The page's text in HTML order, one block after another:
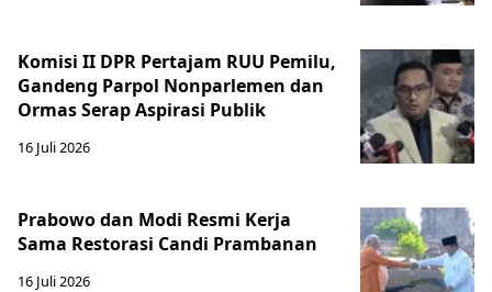
Komisi II DPR Pertajam RUU Pemilu,
Gandeng Parpol Nonparlemen dan
Ormas Serap Aspirasi Publik
16 Juli 2026
Prabowo dan Modi Resmi Kerja
Sama Restorasi Candi Prambanan
16 Juli 2026